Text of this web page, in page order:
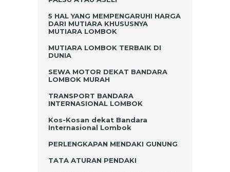
5 HAL YANG MEMPENGARUHI HARGA
DARI MUTIARA KHUSUSNYA
MUTIARA LOMBOK
MUTIARA LOMBOK TERBAIK DI
DUNIA
SEWA MOTOR DEKAT BANDARA
LOMBOK MURAH
TRANSPORT BANDARA
INTERNASIONAL LOMBOK
Kos-Kosan dekat Bandara
Internasional Lombok
PERLENGKAPAN MENDAKI GUNUNG
TATA ATURAN PENDAKI